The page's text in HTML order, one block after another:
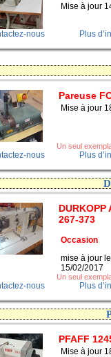
Mise à jour
nous Plus
Pareuse
Mise à jour
Un seul
nous Plus
DURKOPP
267-373
Occasion
mise à jour le
15/02/2017
Un seul
nous Plus
PFAFF
Mise à jour